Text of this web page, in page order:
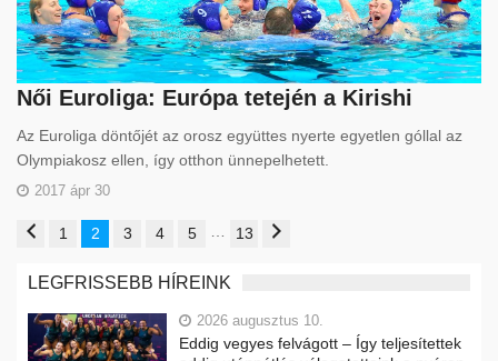
Női Euroliga: Európa tetején a Kirishi
Az Euroliga döntőjét az orosz együttes nyerte egyetlen góllal az
Olympiakosz ellen, így otthon ünnepelhetett.
2017 ápr 30
1 2 3 4 5 13
LEGFRISSEBB HÍREINK
2026 augusztus 10.
Eddig vegyes felvágott – Így teljesítettek